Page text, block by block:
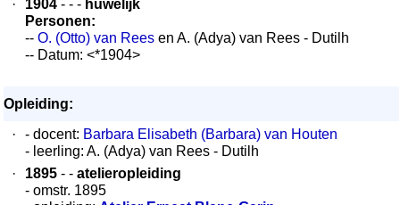
· 1904 - - - huwelijk
Personen:
-- O. (Otto) van Rees en A. (Adya) van Rees - Dutilh
-- Datum: <*1904>
Opleiding:
·
- docent: Barbara Elisabeth (Barbara) van Houten
- leerling: A. (Adya) van Rees - Dutilh
·
1895 - - atelieropleiding
- omstr. 1895